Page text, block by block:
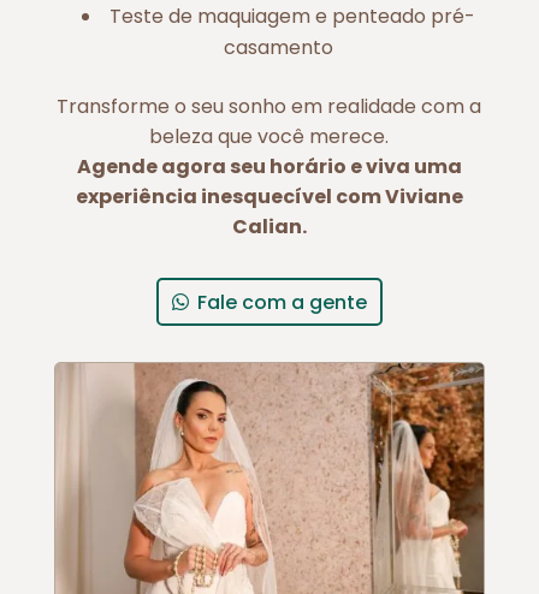
Teste de maquiagem e penteado pré-
casamento
Transforme o seu sonho em realidade com a
beleza que você merece.
Agende agora seu horário e viva uma
experiência inesquecível com Viviane
Calian.
Fale com a gente